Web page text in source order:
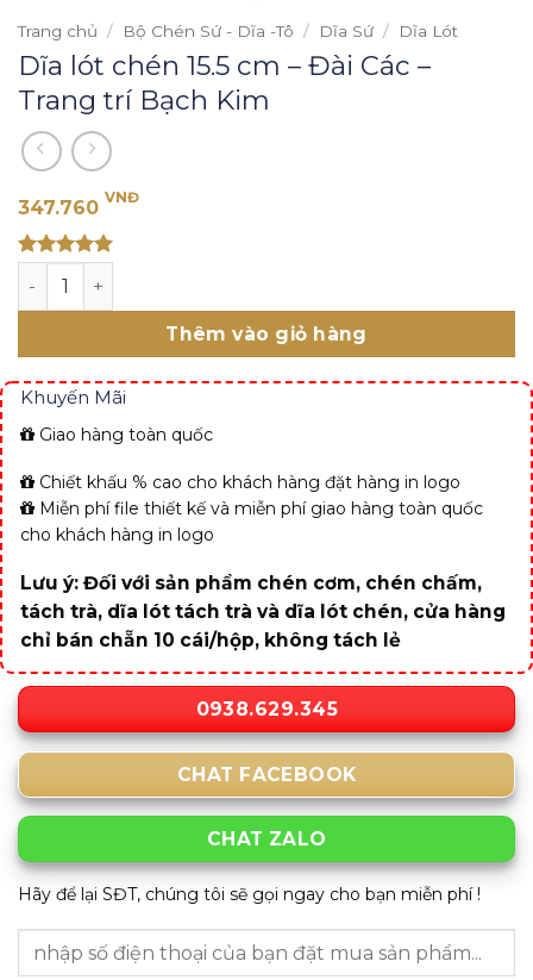
Trang chủ / Bộ Chén Sứ - Dĩa -Tô / Dĩa Sứ / Dĩa Lót
Dĩa lót chén 15.5 cm – Đài Các –
Trang trí Bạch Kim
347.760 VNĐ
out of 5
Dĩa lót chén 15.5 cm - Đài Các - Trang trí Bạch Kim số
Thêm vào giỏ hàng
Khuyến Mãi
Giao hàng toàn quốc
Chiết khấu % cao cho khách hàng đặt hàng in logo
Miễn phí file thiết kế và miễn phí giao hàng toàn quốc
cho khách hàng in logo
Lưu ý: Đối với sản phẩm chén cơm, chén chấm,
tách trà, dĩa lót tách trà và dĩa lót chén, cửa hàng
chỉ bán chẵn 10 cái/hộp, không tách lẻ
0938.629.345
CHAT FACEBOOK
CHAT ZALO
Hãy để lại SĐT, chúng tôi sẽ gọi ngay cho bạn miễn phí !